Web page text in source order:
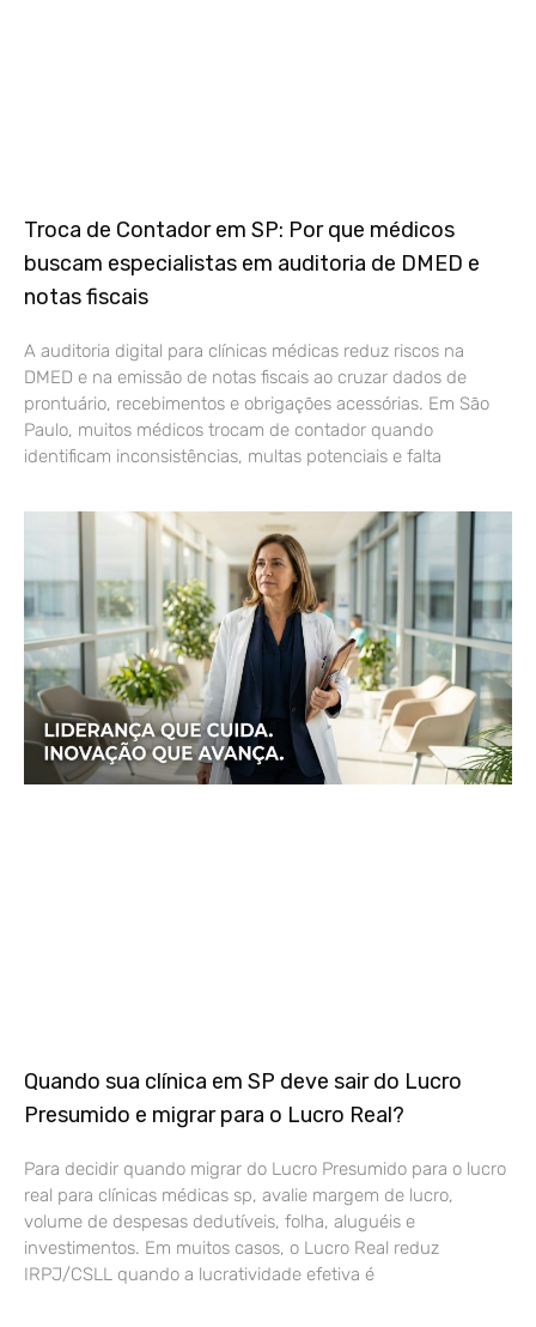
Troca de Contador em SP: Por que médicos
buscam especialistas em auditoria de DMED e
notas fiscais
A auditoria digital para clínicas médicas reduz riscos na
DMED e na emissão de notas fiscais ao cruzar dados de
prontuário, recebimentos e obrigações acessórias. Em São
Paulo, muitos médicos trocam de contador quando
identificam inconsistências, multas potenciais e falta
Quando sua clínica em SP deve sair do Lucro
Presumido e migrar para o Lucro Real?
Para decidir quando migrar do Lucro Presumido para o lucro
real para clínicas médicas sp, avalie margem de lucro,
volume de despesas dedutíveis, folha, aluguéis e
investimentos. Em muitos casos, o Lucro Real reduz
IRPJ/CSLL quando a lucratividade efetiva é